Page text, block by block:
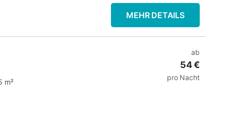
MEHR DETAILS
m²
ab
54 €
pro Nacht